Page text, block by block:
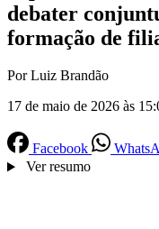
debater
formação de
Por Luiz Brandão
17 de maio de 2026 às
Facebook
Ver resumo